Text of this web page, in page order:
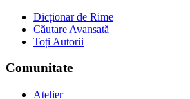
Dicționar de Rime
Căutare Avansată
Toți Autorii
Comunitate
Atelier